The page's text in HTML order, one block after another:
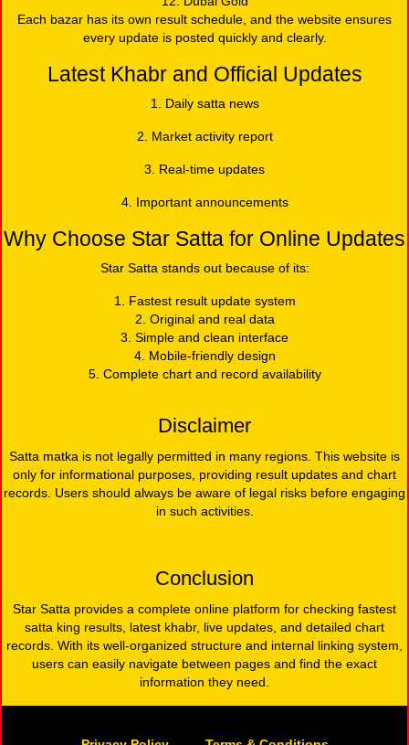
Each bazar has its own result schedule, and the website ensures
every update is posted quickly and clearly.
Latest Khabr and Official Updates
1. Daily satta news
2. Market activity report
3. Real-time updates
4. Important announcements
Why Choose Star Satta for Online Updates
Star Satta stands out because of its:
1. Fastest result update system
2. Original and real data
3. Simple and clean interface
4. Mobile-friendly design
5. Complete chart and record availability
Disclaimer
Satta matka is not legally permitted in many regions. This website is
only for informational purposes, providing result updates and chart
records. Users should always be aware of legal risks before engaging
in such activities.
Conclusion
Star Satta provides a complete online platform for checking fastest
satta king results, latest khabr, live updates, and detailed chart
records. With its well-organized structure and internal linking system,
users can easily navigate between pages and find the exact
information they need.